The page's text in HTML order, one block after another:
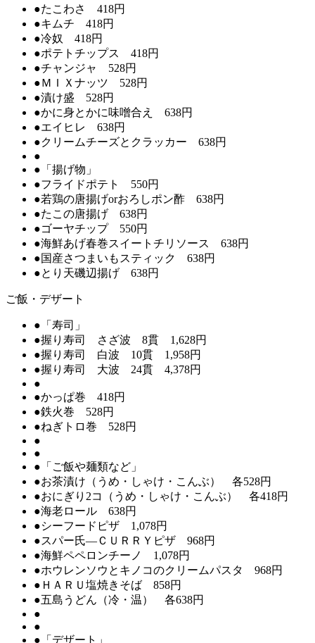
●たこわさ 418円
●キムチ 418円
●冷奴 418円
●ポテトチップス 418円
●チャンジャ 528円
●ＭＩＸナッツ 528円
●漬け盛 528円
●かに身とかに味噌合え 638円
●エイヒレ 638円
●クリームチーズとクラッカー 638円
●
●「揚げ物」
●フライドポテト 550円
●若鶏の唐揚げorおろしポン酢 638円
●たこの唐揚げ 638円
●ゴーヤチップ 550円
●海鮮あげ春巻スイートチリソース 638円
●国産さつまいもスティック 638円
●とり天磯辺揚げ 638円
ご飯・デザート
●「寿司」
●握り寿司 さざ波 8貫 1,628円
●握り寿司 白波 10貫 1,958円
●握り寿司 大波 24貫 4,378円
●
●かっぱ巻 418円
●鉄火巻 528円
●ねぎトロ巻 528円
●
●
●「ご飯や麺類など」
●お茶漬け（うめ・しゃけ・こんぶ） 各528円
●おにぎり2コ（うめ・しゃけ・こんぶ） 各418円
●海老ロール 638円
●シーフードピザ 1,078円
●スパー氏―ＣＵＲＲＹピザ 968円
●海鮮ペペロンチーノ 1,078円
●ホウレンソウとキノコのクリームパスタ 968円
●ＨＡＲＵ塩焼きそば 858円
●五島うどん（冷・温） 各638円
●
●
●「デザート」